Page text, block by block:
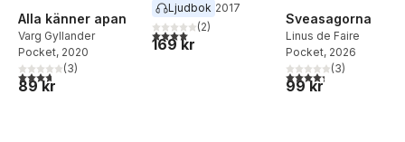
Alla känner apan
Varg Gyllander
Pocket, 2020
3,7utav 5 stjärnor. Totalt antal röster:
(3)
89 kr
Ljudbok 2017
4,0utav 5 stjärnor. Totalt antal röster:
(2)
169 kr
Sveasagorna
Linus de Faire
Pocket, 2026
4,3utav 5 stjärnor.
(3)
99 kr